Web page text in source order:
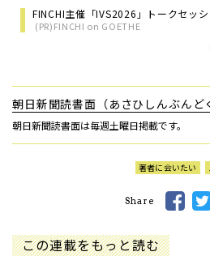
FINCHI主催「IVS2026」トークセッシ
(PR)FINCHI on GOETHE
朝日新聞読書面（あさひしんぶんど
朝日新聞読書面は毎週土曜日掲載です。
著者に会いたい
Share
この連載をもっと読む